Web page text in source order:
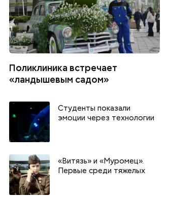
Поликлиника встречает
«ландышевым садом»
Студенты показали
эмоции через технологии
«Витязь» и «Муромец».
Первые среди тяжелых